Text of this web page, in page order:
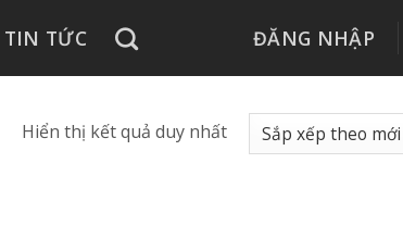
TIN TỨC ĐĂNG NHẬP
Hiển thị kết quả duy nhất